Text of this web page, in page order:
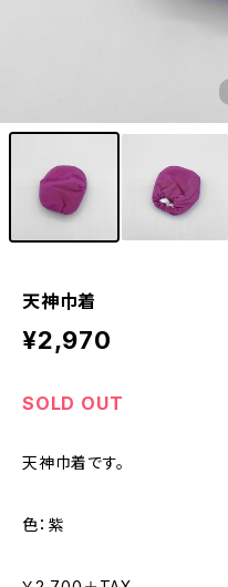
天神巾着
¥2,970
SOLD OUT
天神巾着です。
色：紫